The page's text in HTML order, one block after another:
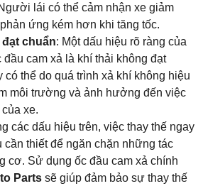
lái có thể cảm nhận xe giảm
ứng kém hơn khi tăng tốc.
chuẩn: Một dấu hiệu rõ ràng của
cam xả là khí thải không đạt
có thể do quá trình xả khí không hiệu
môi trường và ảnh hưởng đến việc
xe.
các dấu hiệu trên, việc thay thế ngay
cần thiết để ngăn chặn những tác
cơ. Sử dụng ốc đầu cam xả chính
Parts sẽ giúp đảm bảo sự thay thế